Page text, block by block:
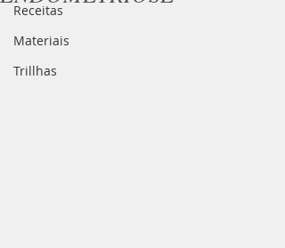
Receitas
Materiais
Trillhas